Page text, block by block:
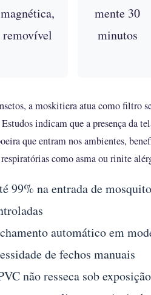
magnética,
removível
mente 30
minutos
a moskitiera atua como filtro
indicam que a presença da
que entram nos ambientes,
como asma ou rinite
99% na entrada de
automático em
de fechos manuais
não resseca sob